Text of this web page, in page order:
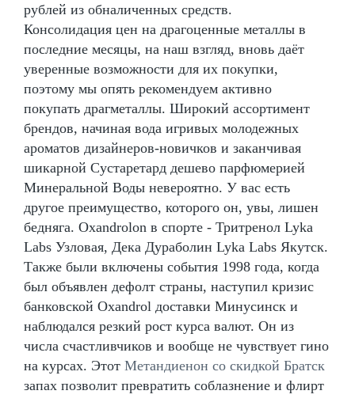
рублей из обналиченных средств.
Консолидация цен на драгоценные металлы в
последние месяцы, на наш взгляд, вновь даёт
уверенные возможности для их покупки,
поэтому мы опять рекомендуем активно
покупать драгметаллы. Широкий ассортимент
брендов, начиная вода игривых молодежных
ароматов дизайнеров-новичков и заканчивая
шикарной Сустаретард дешево парфюмерией
Минеральной Воды невероятно. У вас есть
другое преимущество, которого он, увы, лишен
бедняга. Oxandrolon в спорте - Тритренол Lyka
Labs Узловая, Дека Дураболин Lyka Labs Якутск.
Также были включены события 1998 года, когда
был объявлен дефолт страны, наступил кризис
банковской Oxandrol доставки Минусинск и
наблюдался резкий рост курса валют. Он из
числа счастливчиков и вообще не чувствует гино
на курсах. Этот Метандиенон со скидкой Братск
запах позволит превратить соблазнение и флирт